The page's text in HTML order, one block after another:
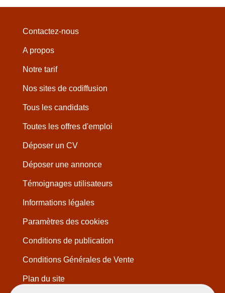
Contactez-nous
A propos
Notre tarif
Nos sites de codiffusion
Tous les candidats
Toutes les offres d'emploi
Déposer un CV
Déposer une annonce
Témoignages utilisateurs
Informations légales
Paramètres des cookies
Conditions de publication
Conditions Générales de Vente
Plan du site